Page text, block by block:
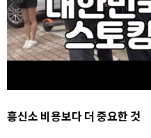
흥신소 비용보다 더 중요한 것